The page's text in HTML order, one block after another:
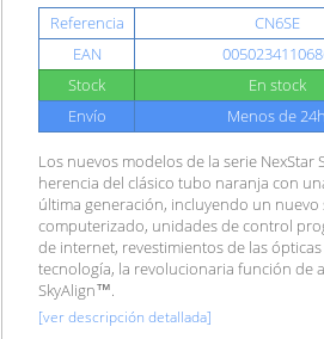
Referencia
CN6SE
EAN
Stock
En stock
Envío
Menos de 24h
Los nuevos modelos de la serie NexStar
herencia del clásico tubo naranja con
última generación, incluyendo un
computerizado, unidades de control
de internet, revestimientos de las
tecnología, la revolucionaria función de
SkyAlign™.
[ver descripción detallada]